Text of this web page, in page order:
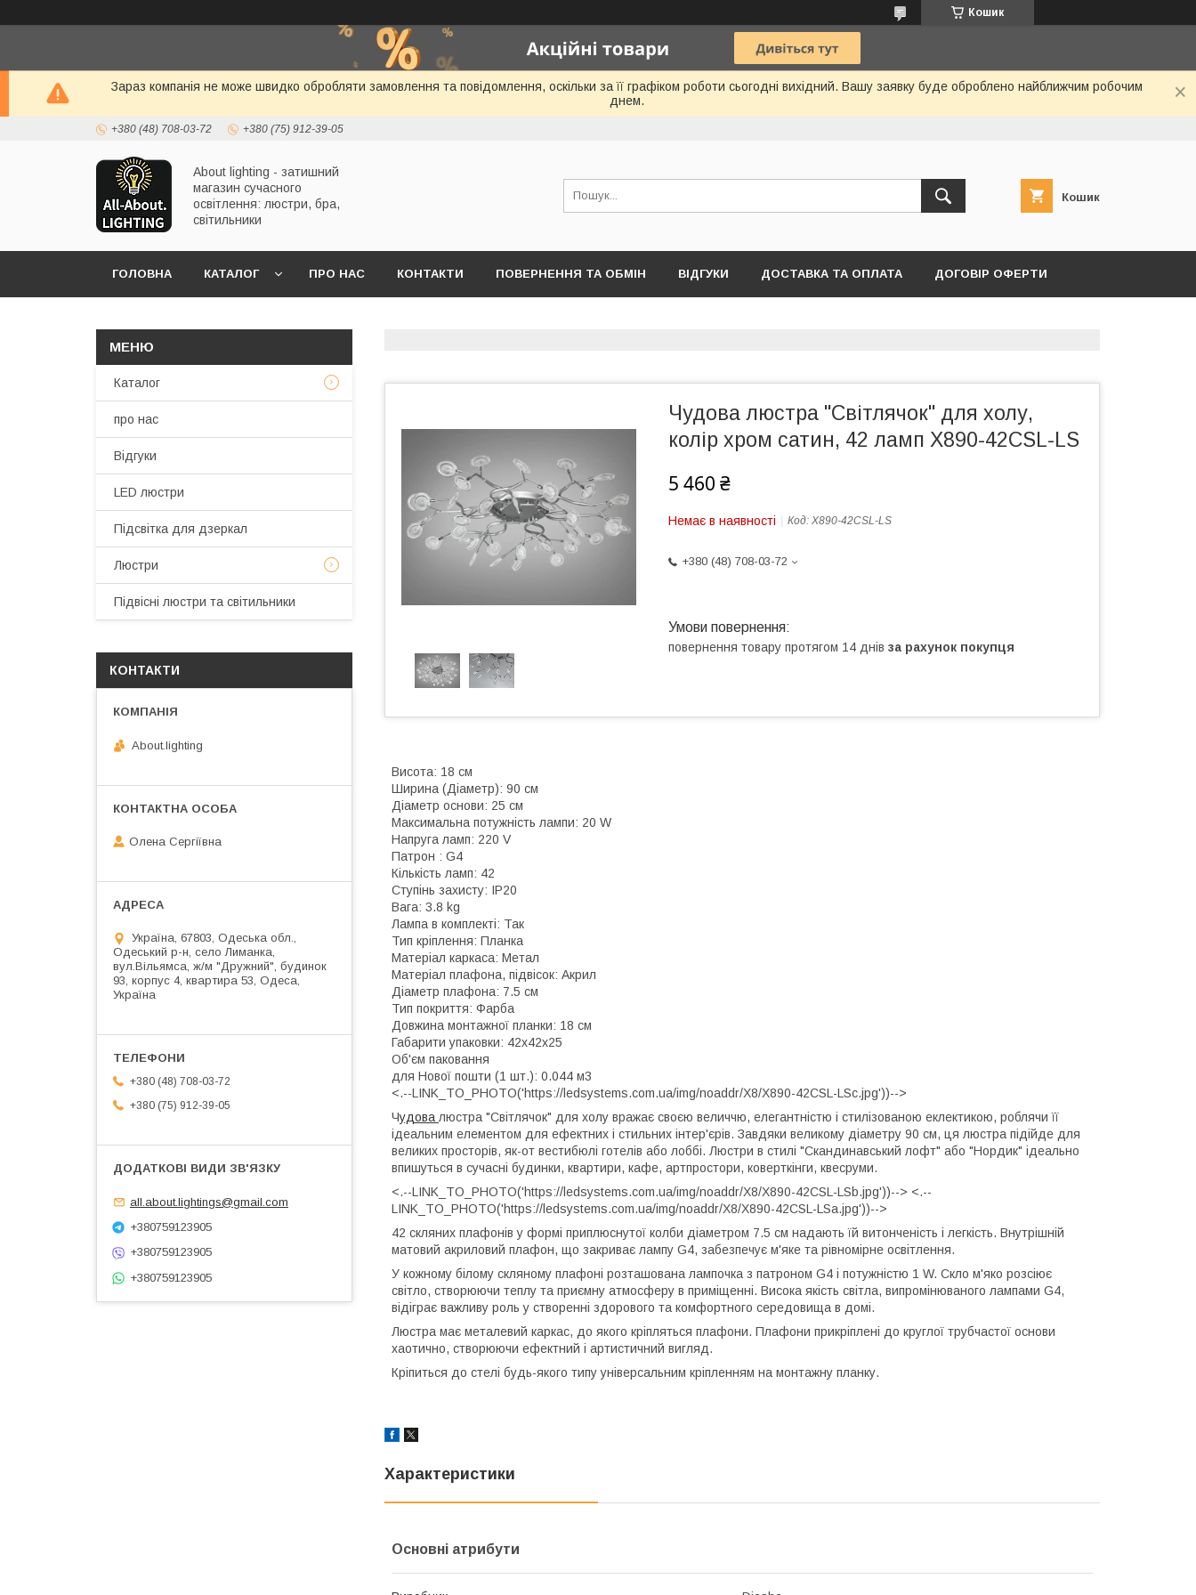
Кошик
Зараз компанія не може швидко обробляти замовлення та повідомлення, оскільки за її графіком роботи сьогодні вихідний. Вашу заявку буде оброблено найближчим робочим
днем.
+380 (48) 708-03-72 +380 (75) 912-39-05
About lighting - затишний
магазин сучасного
освітлення: люстри, бра,
світильники
Кошик
ГОЛОВНА КАТАЛОГ ПРО НАС КОНТАКТИ ПОВЕРНЕННЯ ТА ОБМІН ВІДГУКИ ДОСТАВКА ТА ОПЛАТА ДОГОВІР ОФЕРТИ
Чудова люстра "Світлячок" для холу,
колір хром сатин, 42 ламп X890-42CSL-LS
5 460 ₴
Немає в наявності Код: X890-42CSL-LS
+380 (48) 708-03-72
повернення товару протягом 14 днів за рахунок покупця
Висота: 18 см
Ширина (Діаметр): 90 см
Діаметр основи: 25 см
Максимальна потужність лампи: 20 W
Напруга ламп: 220 V
Патрон : G4
Кількість ламп: 42
Ступінь захисту: IP20
Вага: 3.8 kg
Лампа в комплекті: Так
Тип кріплення: Планка
Матеріал каркаса: Метал
Матеріал плафона, підвісок: Акрил
Діаметр плафона: 7.5 см
Тип покриття: Фарба
Довжина монтажної планки: 18 см
Габарити упаковки: 42x42x25
Об'єм паковання
для Нової пошти (1 шт.): 0.044 м3
<.--LINK_TO_PHOTO('https://ledsystems.com.ua/img/noaddr/X8/X890-42CSL-LSc.jpg'))-->
Чудова люстра "Світлячок" для холу вражає своєю величчю, елегантністю і стилізованою еклектикою, роблячи її
ідеальним елементом для ефектних і стильних інтер'єрів. Завдяки великому діаметру 90 см, ця люстра підійде для
великих просторів, як-от вестибюлі готелів або лоббі. Люстри в стилі "Скандинавський лофт" або "Нордик" ідеально
впишуться в сучасні будинки, квартири, кафе, артпростори, коверткінги, квесруми.
<.--LINK_TO_PHOTO('https://ledsystems.com.ua/img/noaddr/X8/X890-42CSL-LSb.jpg'))--> <.--
LINK_TO_PHOTO('https://ledsystems.com.ua/img/noaddr/X8/X890-42CSL-LSa.jpg'))-->
42 скляних плафонів у формі приплюснутої колби діаметром 7.5 см надають їй витонченість і легкість. Внутрішній
матовий акриловий плафон, що закриває лампу G4, забезпечує м'яке та рівномірне освітлення.
У кожному білому скляному плафоні розташована лампочка з патроном G4 і потужністю 1 W. Скло м'яко розсіює
світло, створюючи теплу та приємну атмосферу в приміщенні. Висока якість світла, випромінюваного лампами G4,
відіграє важливу роль у створенні здорового та комфортного середовища в домі.
Люстра має металевий каркас, до якого кріпляться плафони. Плафони прикріплені до круглої трубчастої основи
хаотично, створюючи ефектний і артистичний вигляд.
Кріпиться до стелі будь-якого типу універсальним кріпленням на монтажну планку.
Характеристики
Основні атрибути
Каталог
про нас
Відгуки
LED люстри
Підсвітка для дзеркал
Люстри
Підвісні люстри та світильники
КОНТАКТИ
About.lighting
Олена Сергіївна
Україна, 67803, Одеська обл.,
Одеський р-н, село Лиманка,
вул.Вільямса, ж/м "Дружний", будинок
93, корпус 4, квартира 53, Одеса,
Україна
+380 (48) 708-03-72
+380 (75) 912-39-05
all.about.lightings@gmail.com
+380759123905
+380759123905
+380759123905